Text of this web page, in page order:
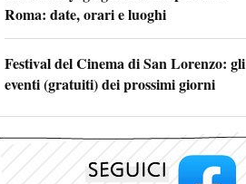
Roma: date, orari e luoghi
Festival del Cinema di San Lorenzo: gli
eventi (gratuiti) dei prossimi giorni